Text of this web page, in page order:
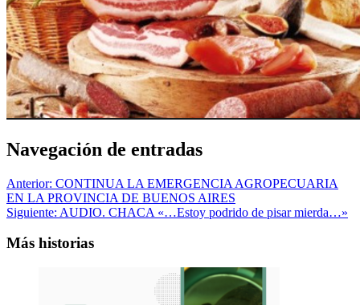
Navegación de entradas
Anterior: CONTINUA LA EMERGENCIA AGROPECUARIA
EN LA PROVINCIA DE BUENOS AIRES
Siguiente: AUDIO. CHACA «…Estoy podrido de pisar mierda…»
Más historias